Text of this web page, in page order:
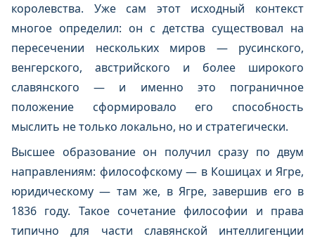
королевства. Уже сам этот исходный контекст
многое определил: он с детства существовал на
пересечении нескольких миров — русинского,
венгерского, австрийского и более широкого
славянского — и именно это пограничное
положение сформировало его способность
мыслить не только локально, но и стратегически.
Высшее образование он получил сразу по двум
направлениям: философскому — в Кошицах и Ягре,
юридическому — там же, в Ягре, завершив его в
1836 году. Такое сочетание философии и права
типично для части славянской интеллигенции